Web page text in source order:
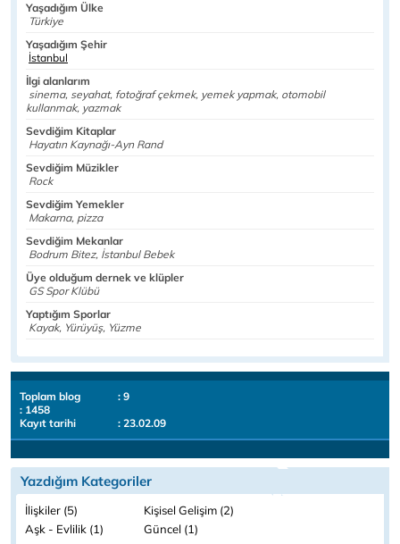
Yaşadığım Ülke
Türkiye
Yaşadığım Şehir
İstanbul
İlgi alanlarım
sinema, seyahat, fotoğraf çekmek, yemek yapmak, otomobil
kullanmak, yazmak
Sevdiğim Kitaplar
Hayatın Kaynağı-Ayn Rand
Sevdiğim Müzikler
Rock
Sevdiğim Yemekler
Makarna, pizza
Sevdiğim Mekanlar
Bodrum Bitez, İstanbul Bebek
Üye olduğum dernek ve klüpler
GS Spor Klübü
Yaptığım Sporlar
Kayak, Yürüyüş, Yüzme
Toplam blog
: 9
: 1458
Kayıt tarihi
: 23.02.09
Yazdığım Kategoriler
İlişkiler (5)
Kişisel Gelişim (2)
Aşk - Evlilik (1)
Güncel (1)